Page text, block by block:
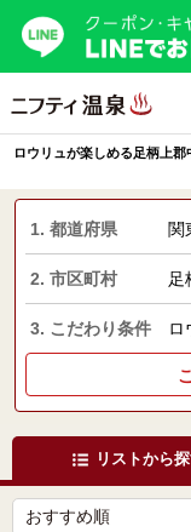
ロウリュが楽しめる足柄上
1. 都道府県 関
2. 市区町村 足
3. こだわり条件 ロ
リストから